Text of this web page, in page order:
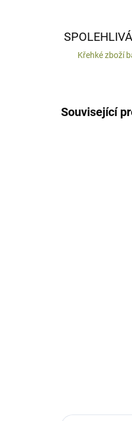
Křehké zboží
Související